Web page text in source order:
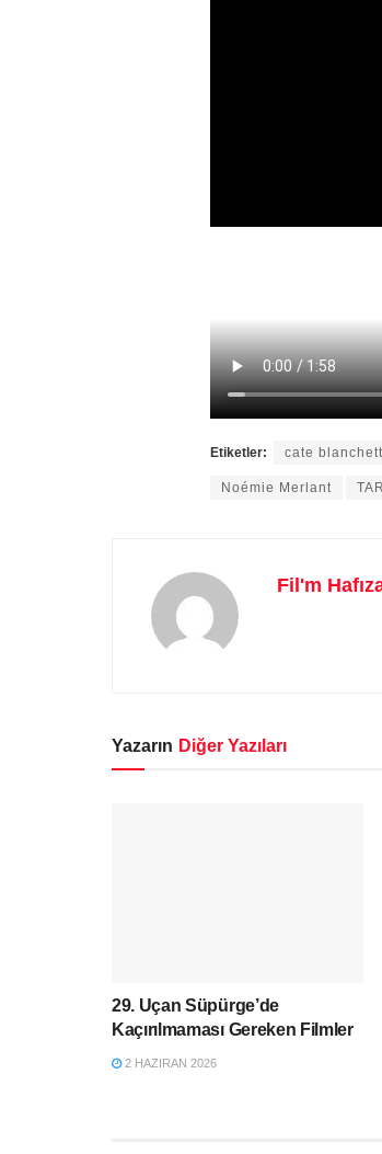
Etiketler: cate blanchett
Noémie Merlant TAR
Fil'm
Yazarın Diğer Yazıları
29. Uçan Süpürge’de
Kaçırılmaması Gereken Filmler
2 HAZIRAN 2026